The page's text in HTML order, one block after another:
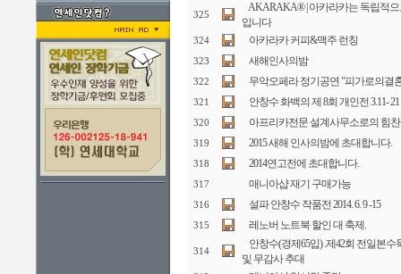
325
AKARAKA® | 아카라카는 독립적
입니다
324 아카라카 커피&맥주 런칭
323 새해인사의밤
322 무악오페라 정기공연 "피가로의결
321 안창수 화백의 제 8회 개인전 3.11-
320 아프리카전문 설계사무소로의 힘
319 2015 새해 인사의밤에 초대합니다.
318 2014연고전에 초대합니다.
317 매니아샵 재기 구매가능
316 설파 안창수 작품전 2014. 6. 9 -15
315 레노버 노트북 할인 대 축제.
314
안창수(경제65입) .제42회 전일본
및 무감사 추대